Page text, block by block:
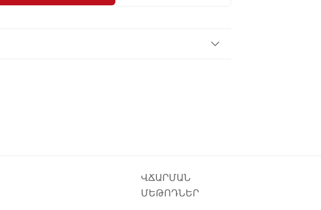
ՎՃԱՐՄԱՆ
ՄԵԹՈԴՆԵՐ